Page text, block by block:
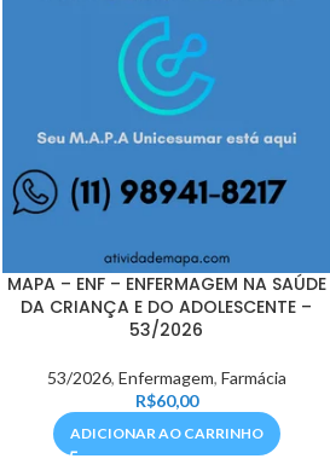
MAPA – ENF – ENFERMAGEM NA SAÚDE
DA CRIANÇA E DO ADOLESCENTE –
53/2026
53/2026, Enfermagem, Farmácia
R$60,00
ADICIONAR AO CARRINHO